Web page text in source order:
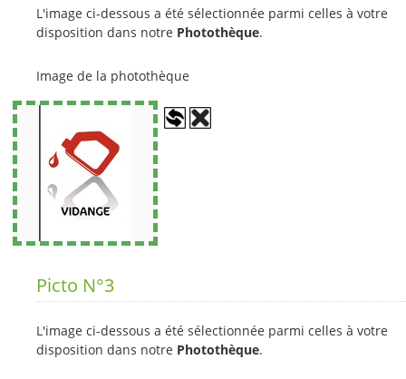
L'image ci-dessous a été sélectionnée parmi celles à votre
disposition dans notre Photothèque.
Image de la photothèque
Picto N°3
L'image ci-dessous a été sélectionnée parmi celles à votre
disposition dans notre Photothèque.